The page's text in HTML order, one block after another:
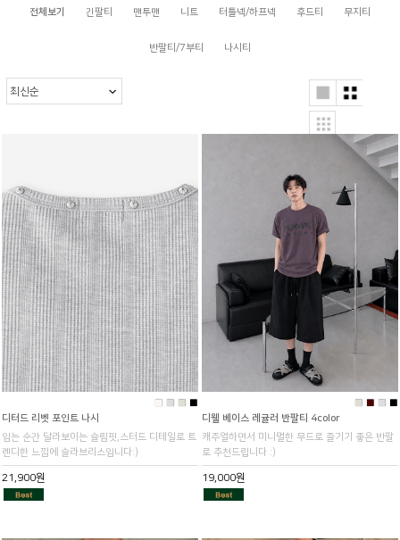
전체보기 긴팔티 맨투맨 니트 터틀넥/하프넥 후드티 무지티
반팔티/7부티 나시티
■ ■ ■ ■
디터드 리벳 포인트 나시
입는 순간 달라보이는 슬림핏,스터드 디테일로 트
렌디한 느낌에 슬라브리스입니다:)
21,900원
■ ■ ■ ■
디웰 베이스 레귤러 반팔티 4color
캐주얼하면서 미니멀한 무드로 즐기기 좋은 반팔
로 추천드립니다 :)
19,000원